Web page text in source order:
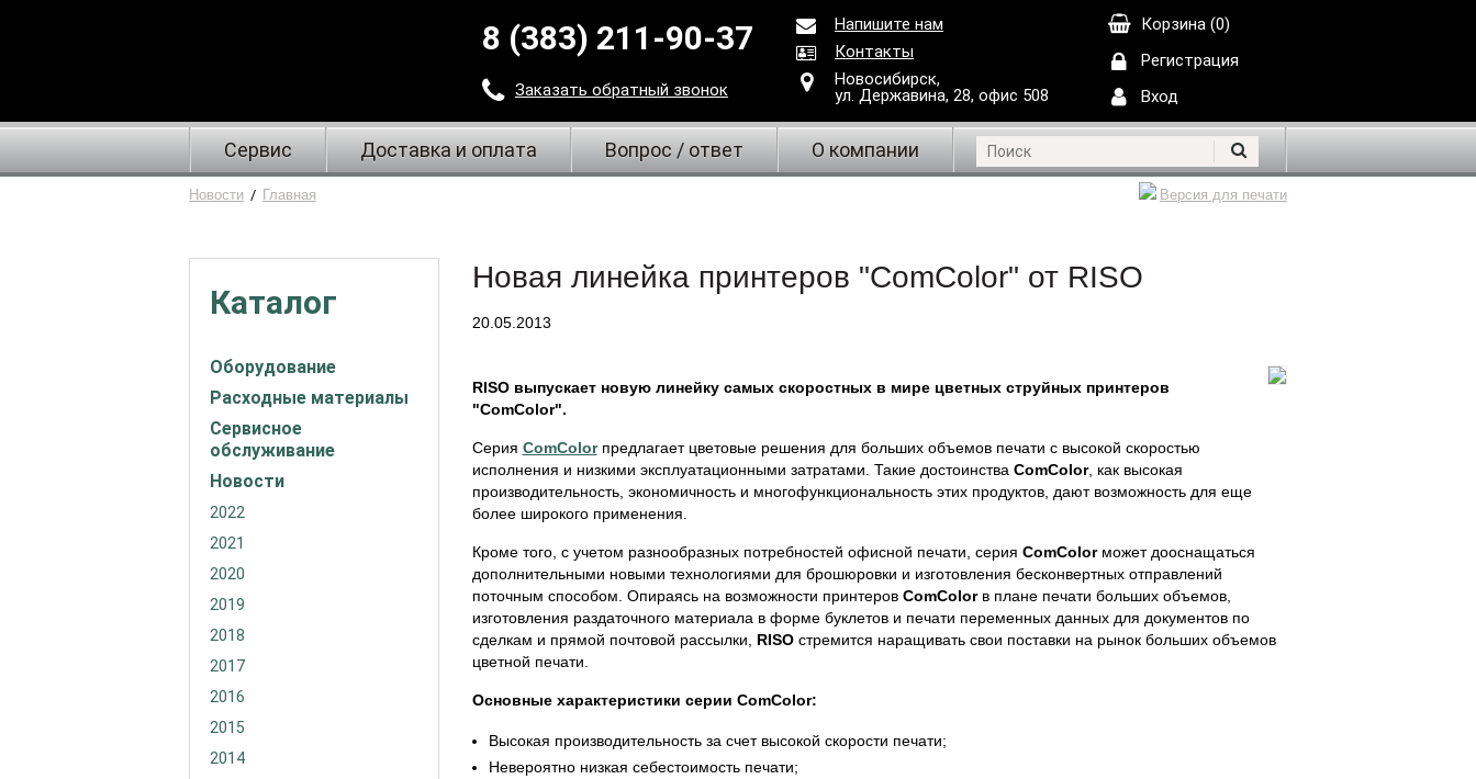
8 (383) 211-90-37
Заказать обратный звонок
Напишите нам
Контакты
Новосибирск,
ул. Державина, 28, офис 508
Корзина (0)
Регистрация
Вход
Сервис Доставка и оплата Вопрос / ответ О компании
Новости / Главная Версия для печати
Каталог
Оборудование
Расходные материалы
Сервисное
обслуживание
Новости
2022
2021
2020
2019
2018
2017
2016
2015
2014
Новая линейка принтеров "ComColor" от RISO
20.05.2013
RISO выпускает новую линейку самых скоростных в мире цветных струйных принтеров
"ComColor".
Серия ComColorпредлагает цветовые решения для больших объемов печати с высокой скоростью
исполнения и низкими эксплуатационными затратами. Такие достоинства ComColor, как высокая
производительность, экономичность и многофункциональность этих продуктов, дают возможность для еще
более широкого применения.
Кроме того, с учетом разнообразных потребностей офисной печати, серия ComColorможет дооснащаться
дополнительными новыми технологиями для брошюровки и изготовления бесконвертных отправлений
поточным способом. Опираясь на возможности принтеров ComColorв плане печати больших объемов,
изготовления раздаточного материала в форме буклетов и печати переменных данных для документов по
сделкам и прямой почтовой рассылки, RISOстремится наращивать свои поставки на рынок больших объемов
цветной печати.
Основные характеристики серии ComColor:
Высокая производительность за счет высокой скорости печати;
Невероятно низкая себестоимость печати;